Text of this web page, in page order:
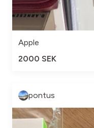
Apple
2000 SEK
pontus